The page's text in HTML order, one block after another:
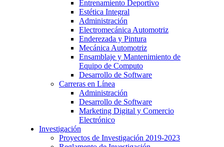
Entrenamiento Deportivo
Estética Integral
Administración
Electromecánica Automotriz
Enderezada y Pintura
Mecánica Automotriz
Ensamblaje y Mantenimiento de
Equipo de Computo
Desarrollo de Software
Carreras en Línea
Administración
Desarrollo de Software
Marketing Digital y Comercio
Electrónico
Investigación
Proyectos de Investigación 2019-2023